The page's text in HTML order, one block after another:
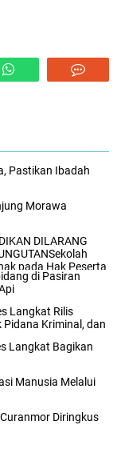
Pastikan Ibadah
Morawa‎
DILARANG
pada Hak Peserta
di Pasiran
Langkat Rilis
Kriminal, dan
Langkat Bagikan
Manusia Melalui
Diringkus